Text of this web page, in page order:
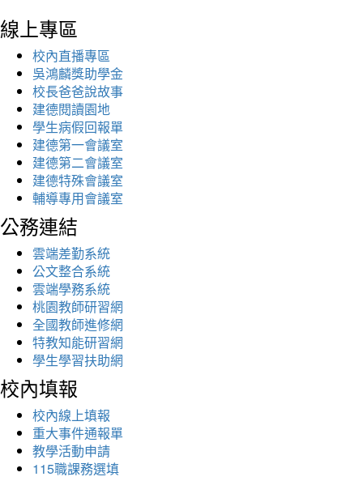
線上專區
校內直播專區
吳鴻麟獎助學金
校長爸爸說故事
建德閱讀園地
學生病假回報單
建德第一會議室
建德第二會議室
建德特殊會議室
輔導專用會議室
公務連結
雲端差勤系統
公文整合系統
雲端學務系統
桃園教師研習網
全國教師進修網
特教知能研習網
學生學習扶助網
校內填報
校內線上填報
重大事件通報單
教學活動申請
115職課務選填